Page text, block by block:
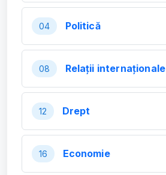
04 Politică
08 Relații internaționale
12 Drept
16 Economie